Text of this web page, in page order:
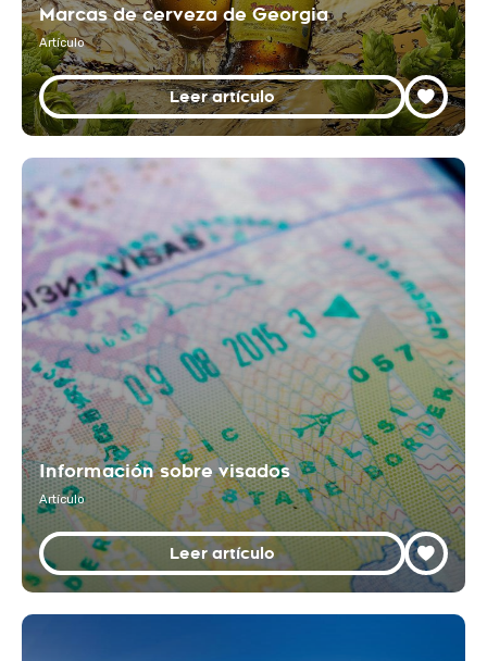
Marcas de cerveza de Georgia
Artículo
Leer artículo
Información sobre visados
Artículo
Leer artículo